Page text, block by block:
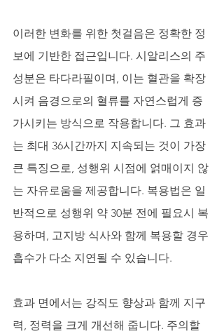
이러한 변화를 위한 첫걸음은 정확한 정
보에 기반한 접근입니다. 시알리스의 주
성분은 타다라필이며, 이는 혈관을 확장
시켜 음경으로의 혈류를 자연스럽게 증
가시키는 방식으로 작용합니다. 그 효과
는 최대 36시간까지 지속되는 것이 가장
큰 특징으로, 성행위 시점에 얽매이지 않
는 자유로움을 제공합니다. 복용법은 일
반적으로 성행위 약 30분 전에 필요시 복
용하며, 고지방 식사와 함께 복용할 경우
흡수가 다소 지연될 수 있습니다.
효과 면에서는 강직도 향상과 함께 지구
력, 정력을 크게 개선해 줍니다. 주의할